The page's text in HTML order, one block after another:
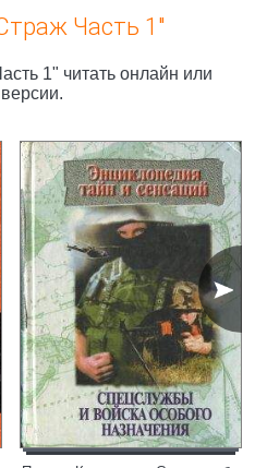
Часть 1"
1" читать онлайн или